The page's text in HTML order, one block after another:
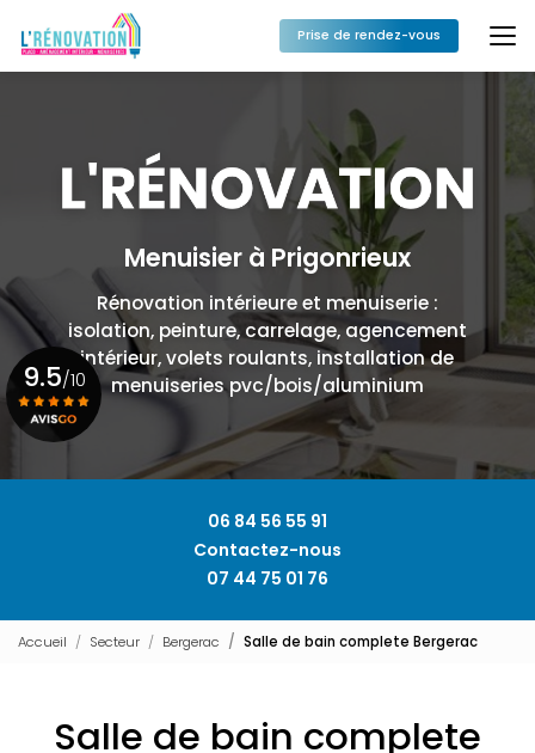
au
contenu
principal
Prise de rendez-vous
Menuisier à Prigonrieux
Rénovation intérieure et menuiserie :
isolation, peinture, carrelage, agencement
intérieur, volets roulants, installation de
menuiseries pvc/bois/aluminium
06 84 56 55 91
Contactez-nous
07 44 75 01 76
9.5/10
Accueil Secteur Bergerac Salle de bain complete Bergerac
Salle de bain complete